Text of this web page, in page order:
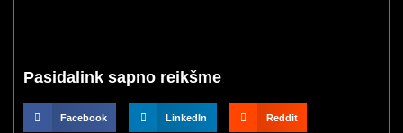
Pasidalink sapno reikšme
Facebook LinkedIn Reddit